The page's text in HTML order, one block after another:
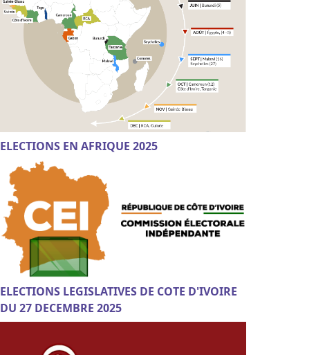
ELECTIONS EN AFRIQUE 2025
ELECTIONS LEGISLATIVES DE COTE D'IVOIRE
DU 27 DECEMBRE 2025